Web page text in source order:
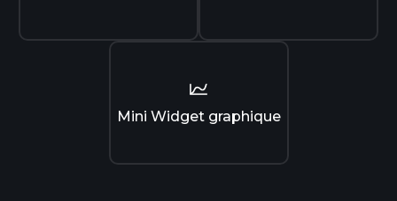
Mini Widget graphique